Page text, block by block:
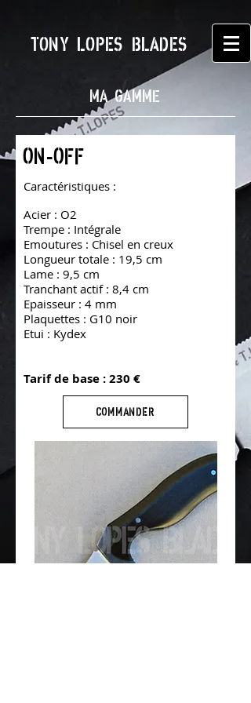
TONY LOPES BLADES
MA GAMME
ON-OFF
Caractéristiques :
Acier : O2
Trempe : Intégrale
Emoutures : Chisel en creux
Longueur totale : 19,5 cm
Lame : 9,5 cm
Tranchant actif : 8,4 cm
Epaisseur : 4 mm
Plaquettes : G10 noir
Etui : Kydex
Tarif de base : 230 €
COMMANDER